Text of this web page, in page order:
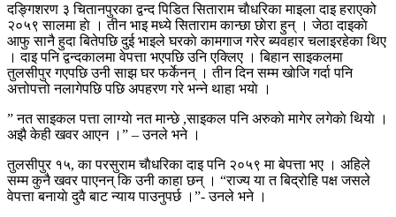
दङ्गिशरण ३ चितानपुरका द्वन्द पिडित सिताराम चाैधरिका माइला दाइ हराएको
२०५९ सालमा हाे । तीन भाइ मध्ये सिताराम कान्छा छाेरा हुन् । जेठा दाइकाे
आफु सानै हुदा बितेपछि दुई भाइले घरकाे कामगाज गरेर ब्यवहार चलाइरहेका थिए
। दाइ पनि द्वन्दकालमा वेपत्ता भएपछि उनि एक्लिए । बिहान साइकलमा
तुलसीपुर गएपछि उनी साझ घर फर्केनन् । तीन दिन सम्म खाेजि गर्दा पनि
अत्तोपत्तो नलागेपछि पछि अपहरण गरे भन्ने थाहा भयाे ।
” नत साइकल पत्ता लाग्याे नत मान्छे ,साइकल पनि अरुकाे मागेर लगेकाे थियाे ।
अझै केही खवर आएन ।” – उनले भने ।
तुलसीपुर १५, का परसुराम चाैधरिका दाइ पनि २०५९ मा बेपत्ता भए । अहिले
सम्म कुनै खवर पाएनन् कि उनी काहा छन् । “राज्य या त बिद्रोहि पक्ष जसले
वेपत्ता बनायाे दुवै बाट न्याय पाउनुपर्छ ।”- उनले भने ।